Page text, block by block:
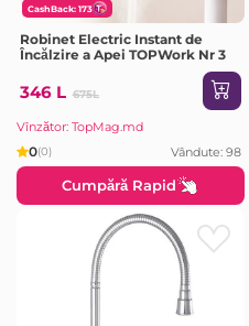
CashBack: 173
Robinet Electric Instant de
Încălzire a Apei TOPWork Nr 3
346 L 675L
Vînzător: TopMag.md
0(0) Vândute: 98
Cumpără Rapid